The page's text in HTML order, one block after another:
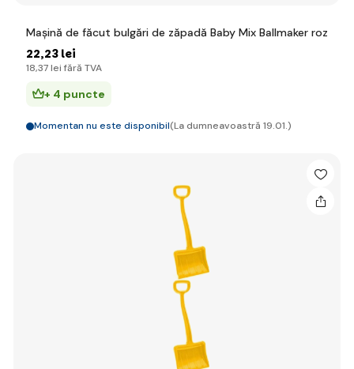
Mașină de făcut bulgări de zăpadă Baby Mix Ballmaker roz
22,23 lei
18,37 lei fără TVA
+ 4 puncte
Momentan nu este disponibil(La dumneavoastră 19.01.)